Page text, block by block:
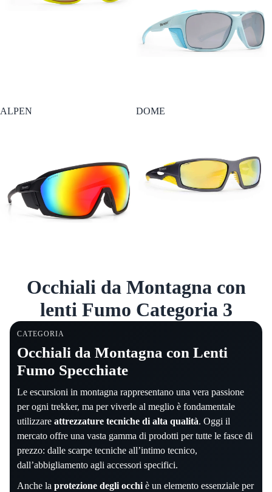
ALPEN DOME
Occhiali da Montagna con
lenti Fumo Categoria 3
CATEGORIA
Occhiali da Montagna con Lenti
Fumo Specchiate
Le escursioni in montagna rappresentano una vera passione
per ogni trekker, ma per viverle al meglio è fondamentale
utilizzare attrezzature tecniche di alta qualità. Oggi il
mercato offre una vasta gamma di prodotti per tutte le fasce di
prezzo: dalle scarpe tecniche all’intimo tecnico,
dall’abbigliamento agli accessori specifici.
Anche la protezione degli occhi è un elemento essenziale per